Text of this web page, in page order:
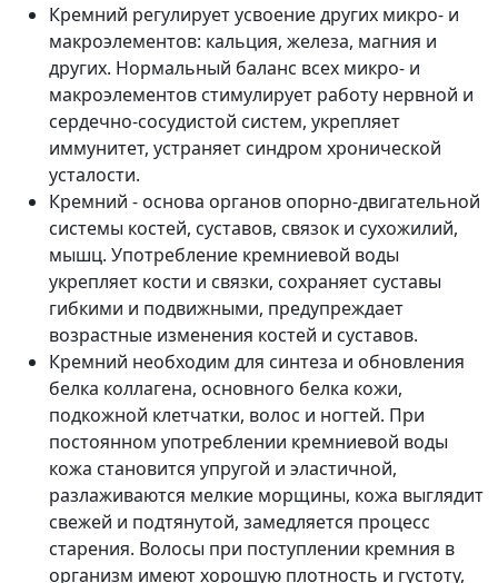
Кремний регулирует усвоение других микро- и
макроэлементов: кальция, железа, магния и
других. Нормальный баланс всех микро- и
макроэлементов стимулирует работу нервной и
сердечно-сосудистой систем, укрепляет
иммунитет, устраняет синдром хронической
усталости.
Кремний - основа органов опорно-двигательной
системы костей, суставов, связок и сухожилий,
мышц. Употребление кремниевой воды
укрепляет кости и связки, сохраняет суставы
гибкими и подвижными, предупреждает
возрастные изменения костей и суставов.
Кремний необходим для синтеза и обновления
белка коллагена, основного белка кожи,
подкожной клетчатки, волос и ногтей. При
постоянном употреблении кремниевой воды
кожа становится упругой и эластичной,
разлаживаются мелкие морщины, кожа выглядит
свежей и подтянутой, замедляется процесс
старения. Волосы при поступлении кремния в
организм имеют хорошую плотность и густоту,